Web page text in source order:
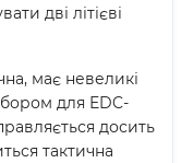
дві літієві
має невеликі
для EDC-
досить
тактична